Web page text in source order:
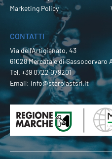
Marketing Policy
CONTATTI
Via dell’Artigianato, 43
61028 Mercatale di Sassocorvaro
Tel. +39 0722 079201
Email: info@starplastsrl.it